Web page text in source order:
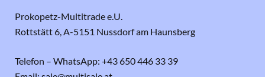
Prokopetz-Multitrade e.U.
Rottstätt 6, A-5151 Nussdorf am Haunsberg
Telefon – WhatsApp: +43 650 446 33 39